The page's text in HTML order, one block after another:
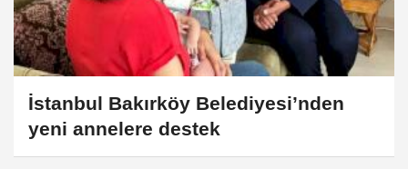
İstanbul Bakırköy Belediyesi’nden
yeni annelere destek